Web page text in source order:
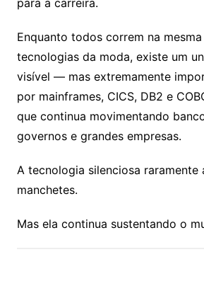
para a carreira.
Enquanto todos correm na
tecnologias da moda, existe um
visível — mas extremamente
por mainframes, CICS, DB2 e
que continua movimentando
governos e grandes empresas.
A tecnologia silenciosa raramente
manchetes.
Mas ela continua sustentando o